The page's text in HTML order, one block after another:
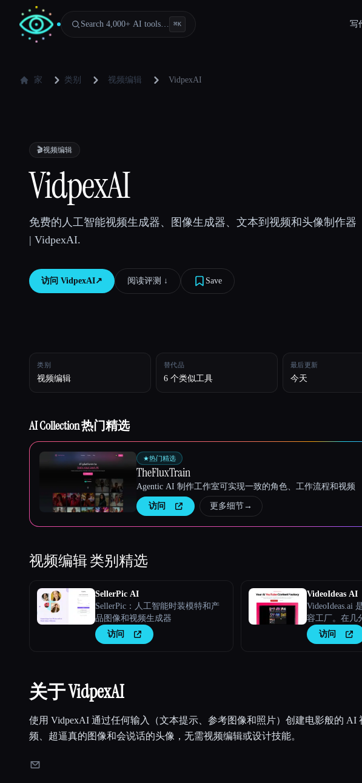
Search 4,000+ AI tools… ⌘K 写
家 类别 视频编辑 VidpexAI
🎬视频编辑
VidpexAI
免费的人工智能视频生成器、图像生成器、文本到视频和头像制作器
| VidpexAI.
访问 VidpexAI↗︎ 阅读评测 ↓︎ Save
类别
视频编辑
替代品
6 个类似工具
最后更新
今天
AI Collection 热门精选
★热门精选
TheFluxTrain
Agentic AI 制作工作室可实现一致的角色、工作流程和视频
访问 更多细节→
视频编辑类别精选
SellerPic AI
SellerPic：人工智能时装模特和产
品图像和视频生成器
访问
VideoIdeas AI
VideoIdeas.ai
容工厂。在几
价值的脚本、
人入胜的内容
访问
关于 VidpexAI
使用 VidpexAI 通过任何输入（文本提示、参考图像和照片）创建电影般的 AI
频、超逼真的图像和会说话的头像，无需视频编辑或设计技能。